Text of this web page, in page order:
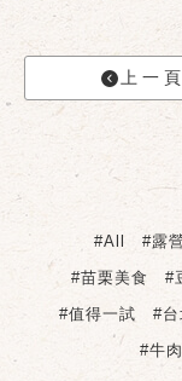
上一頁
#All #露
#苗栗美食
#
#值得一試
#台
#牛